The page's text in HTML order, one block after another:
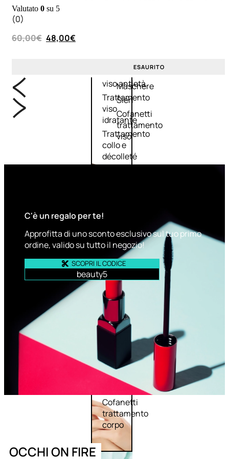
Trattamento
viso antietà
Trattamento
viso
idratante
Trattamento
collo e
décolleté
Scrub
Maschere
Sieri
Cofanetti
trattamento
viso
Corpo
Trattamento
corpo
Trattamento
mani e piedi
Trattamento
unghie
Trattamento
anticellulite
Cofanetti
trattamento
corpo
Valutato 0 su 5
(0)
60,00€ 48,00€
ESAURITO
C'è un regalo per te!
Approfitta di uno sconto esclusivo sul tuo primo
ordine, valido su tutto il negozio!
SCOPRI IL CODICE
beauty5
OCCHI ON FIRE